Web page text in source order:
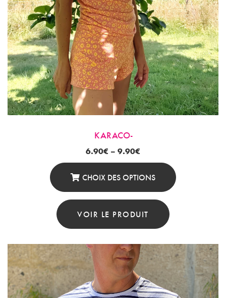
Du
Produit
KARACO-
6.90€ – 9.90€
CHOIX DES OPTIONS
Ce
Variations.
Les
Options
VOIR LE PRODUIT